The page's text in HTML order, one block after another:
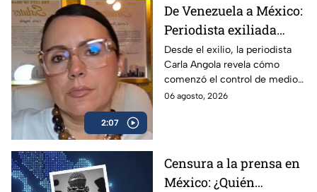
2:07
De Venezuela a México:
Periodista exiliada
alerta sobre los
peligros de censurar a
la prensa
Desde el exilio, la periodista
Carla Angola revela cómo
comenzó el control de medios
en Venezuela y por qué México
06 agosto, 2026
Censura a la prensa en
México: ¿Quién